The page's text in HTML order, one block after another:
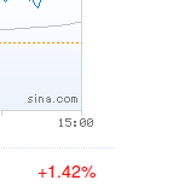
+1.42%